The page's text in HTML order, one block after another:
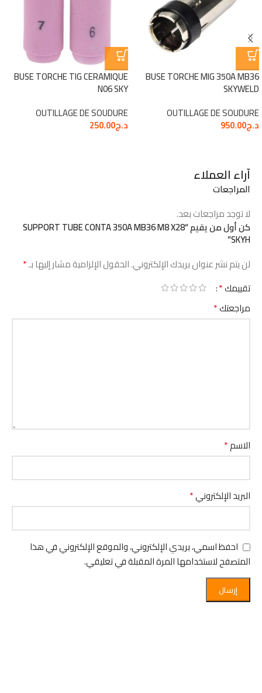
BUSE TORCHE MIG 350A MB36
SKYWELD
OUTILLAGE DE SOUDURE
د.ج950.00
BUSE TORCHE TIG CERAMIQUE
N06 SKY
OUTILLAGE DE SOUDURE
د.ج250.00
آراء العملاء
المراجعات
لا توجد مراجعات بعد.
كن أول من يقيم “SUPPORT TUBE CONTA 350A MB36 M8 X28
SKYH”
لن يتم نشر عنوان بريدك الإلكتروني.الحقول الإلزامية مشار إليها بـ*
تقييمك*
مراجعتك*
الاسم*
البريد الإلكتروني*
احفظ اسمي، بريدي الإلكتروني، والموقع الإلكتروني في هذا
المتصفح لاستخدامها المرة المقبلة في تعليقي.